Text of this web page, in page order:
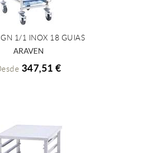
+ INFO
GN 1/1 INOX 18 GUIAS
ARAVEN
347,51 €